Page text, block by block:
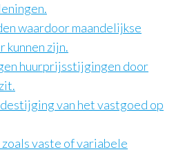
waardoor maandelijkse
kunnen zijn.
huurprijsstijgingen door
van het vastgoed op
vaste of variabele